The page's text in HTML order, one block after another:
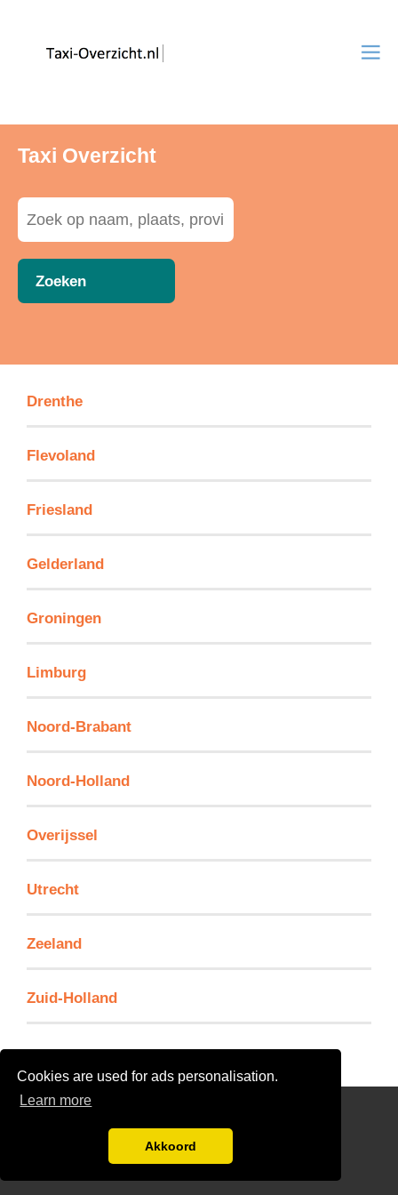
Cookies are used for ads personalisation.
Learn more
Akkoord
Taxi Overzicht
Zoeken
Drenthe
Flevoland
Friesland
Gelderland
Groningen
Limburg
Noord-Brabant
Noord-Holland
Overijssel
Utrecht
Zeeland
Zuid-Holland
Kennisbank